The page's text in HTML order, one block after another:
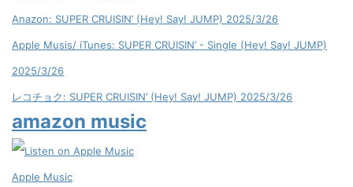
Anazon: SUPER CRUISIN’ (Hey! Say! JUMP) 2025/3/26
Apple Musis/ iTunes: SUPER CRUISIN’ - Single (Hey! Say! JUMP)
2025/3/26
レコチョク: SUPER CRUISIN’ (Hey! Say! JUMP) 2025/3/26
amazon music
Apple Music